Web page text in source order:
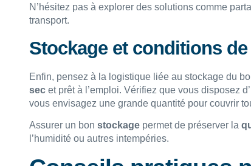
N’hésitez pas à explorer des solutions comme
transport.
Stockage et conditions
Enfin, pensez à la logistique liée au stockage du
sec et prêt à l’emploi. Vérifiez que vous disposez
vous envisagez une grande quantité pour couvrir
Assurer un bon stockage permet de préserver la
l’humidité ou autres intempéries.